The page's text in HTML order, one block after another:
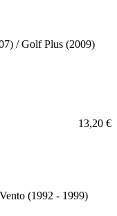
/ Golf Plus (2009)
13,20 €
(1992 - 1999)